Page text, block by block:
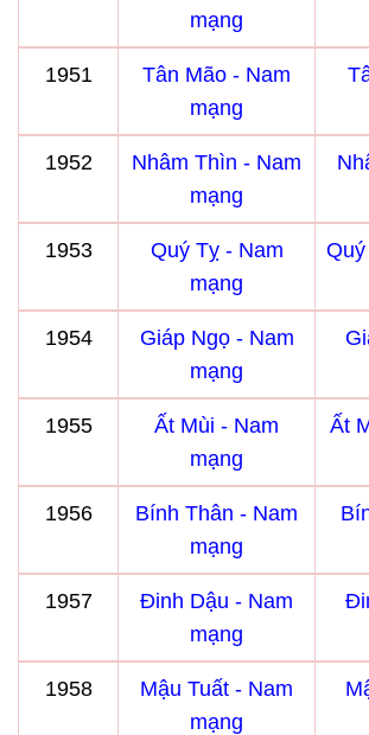
mạng
1951
Tân Mão - Nam
mạng
1952
Nhâm Thìn - Nam
mạng
1953
Quý Tỵ - Nam
mạng
1954
Giáp Ngọ - Nam
mạng
1955
Ất Mùi - Nam
mạng
Ất
1956
Bính Thân - Nam
mạng
1957
Đinh Dậu - Nam
mạng
1958
Mậu Tuất - Nam
mạng